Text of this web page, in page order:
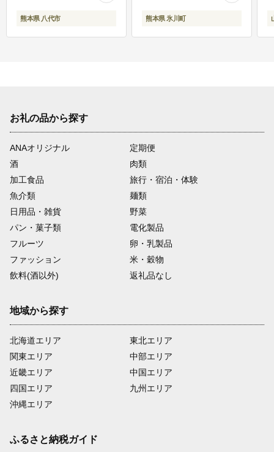
熊本県 八代市 熊本県 氷川町
お礼の品から探す
ANAオリジナル
定期便
酒
肉類
加工食品
旅行・宿泊・体験
魚介類
麺類
日用品・雑貨
野菜
パン・菓子類
電化製品
フルーツ
卵・乳製品
ファッション
米・穀物
飲料(酒以外)
返礼品なし
地域から探す
北海道エリア
関東エリア
近畿エリア
四国エリア
沖縄エリア
東北エリア
中部エリア
中国エリア
九州エリア
ふるさと納税ガイド